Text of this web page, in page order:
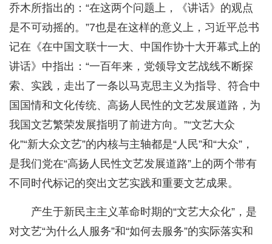
乔木所指出的：“在这两个问题上，《讲话》的观点
是不可动摇的。”7也是在这样的意义上，习近平总书
记在《在中国文联十一大、中国作协十大开幕式上的
讲话》中指出：“一百年来，党领导文艺战线不断探
索、实践，走出了一条以马克思主义为指导、符合中
国国情和文化传统、高扬人民性的文艺发展道路，为
我国文艺繁荣发展指明了前进方向。”“文艺大众
化”“新大众文艺”的内核与主轴都是“人民”和“大众”，
是我们党在“高扬人民性文艺发展道路”上的两个带有
不同时代标记的突出文艺实践和重要文艺成果。
产生于新民主主义革命时期的“文艺大众化”，是
对文艺“为什么人服务”和“如何去服务”的实际落实和